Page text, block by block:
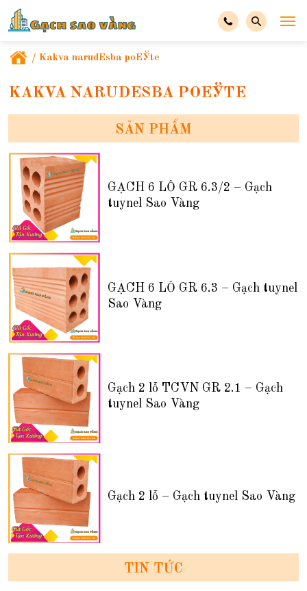
/ Kakva narudЕѕba poЕЎte
KAKVA NARUDЕЅBA POЕЎTE
SẢN PHẨM
GẠCH 6 LỖ GR 6.3/2 – Gạch
tuynel Sao Vàng
GẠCH 6 LỖ GR 6.3 – Gạch tuynel
Sao Vàng
Gạch 2 lỗ TCVN GR 2.1 – Gạch
tuynel Sao Vàng
Gạch 2 lỗ – Gạch tuynel Sao Vàng
TIN TỨC